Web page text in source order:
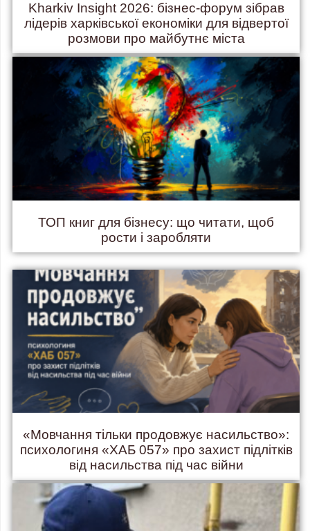
Kharkiv Insight 2026: бізнес-форум зібрав
лідерів харківської економіки для відвертої
розмови про майбутнє міста
ТОП книг для бізнесу: що читати, щоб
рости і заробляти
«Мовчання тільки продовжує насильство»:
психологиня «ХАБ 057» про захист підлітків
від насильства під час війни